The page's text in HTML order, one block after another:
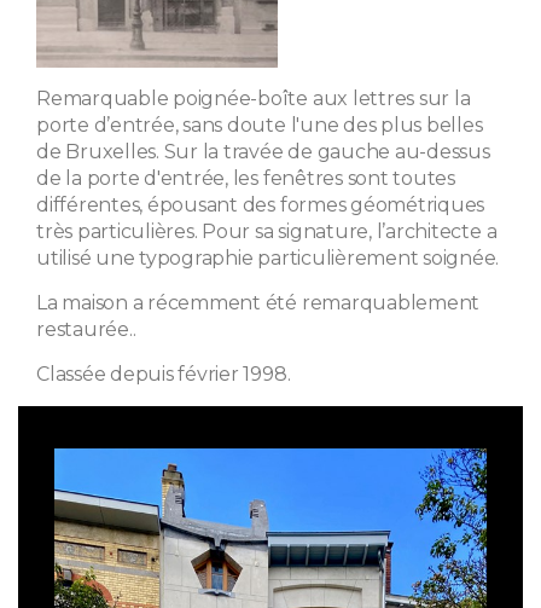
Remarquable poignée-boîte aux lettres sur la
porte d’entrée, sans doute l'une des plus belles
de Bruxelles. Sur la travée de gauche au-dessus
de la porte d'entrée, les fenêtres sont toutes
différentes, épousant des formes géométriques
très particulières. Pour sa signature, l’architecte a
utilisé une typographie particulièrement soignée.
La maison a récemment été remarquablement
restaurée..
Classée depuis février 1998.